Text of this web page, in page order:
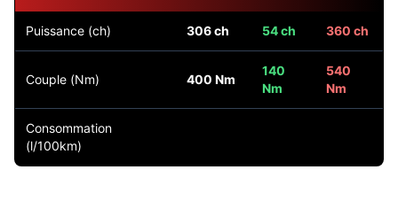
Puissance (ch) 306 ch 54 ch 360 ch
Couple (Nm) 400 Nm
140
Nm
540
Nm
Consommation
(l/100km)